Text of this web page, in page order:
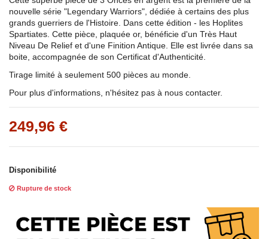
nouvelle série "Legendary Warriors", dédiée à certains des plus
grands guerriers de l'Histoire. Dans cette édition - les Hoplites
Spartiates. Cette pièce, plaquée or, bénéficie d'un Très Haut
Niveau De Relief et d'une Finition Antique. Elle est livrée dans sa
boite, accompagnée de son Certificat d'Authenticité.
Tirage limité à seulement 500 pièces au monde.
Pour plus d'informations, n'hésitez pas à nous contacter.
249,96 €
Disponibilité
Rupture de stock